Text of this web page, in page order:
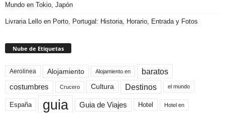
Mundo en Tokio, Japón
Livraria Lello en Porto, Portugal: Historia, Horario, Entrada y Fotos
Nube de Etiquetas
Aerolinea Alojamiento Alojamiento en baratos
costumbres Crucero Cultura Destinos el mundo
España guia Guia de Viajes Hotel Hotel en